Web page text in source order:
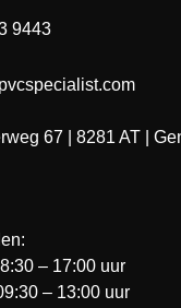
9443
67 | 8281 AT |
– 17:00 uur
– 13:00 uur